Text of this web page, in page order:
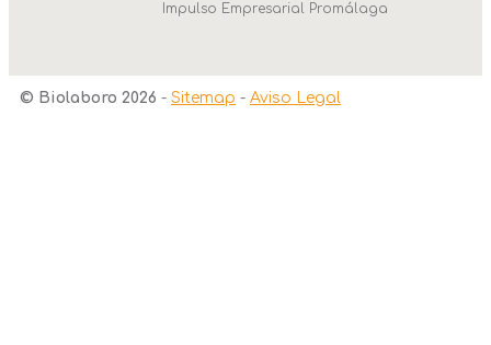
Impulso Empresarial Promálaga
© Biolaboro 2026 - Sitemap - Aviso Legal